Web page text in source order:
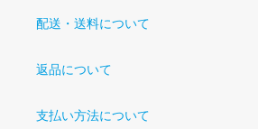
配送・送料について
返品について
支払い方法について